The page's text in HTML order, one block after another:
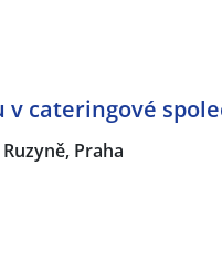
v cateringové
Ruzyně, Praha